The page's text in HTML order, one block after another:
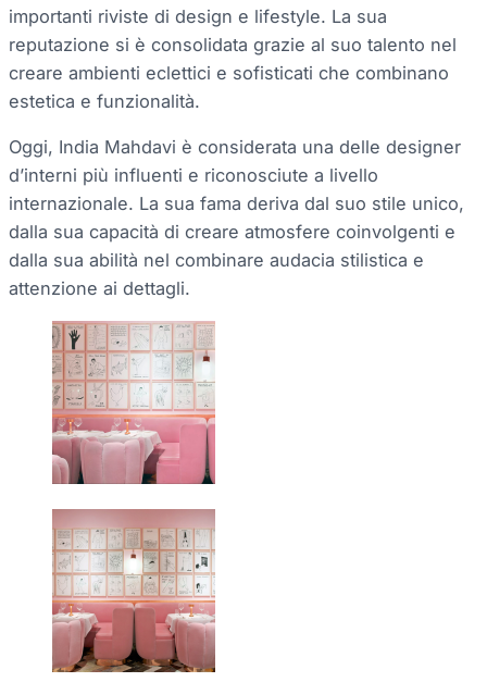
importanti riviste di design e lifestyle. La sua
reputazione si è consolidata grazie al suo talento nel
creare ambienti eclettici e sofisticati che combinano
estetica e funzionalità.
Oggi, India Mahdavi è considerata una delle designer
d’interni più influenti e riconosciute a livello
internazionale. La sua fama deriva dal suo stile unico,
dalla sua capacità di creare atmosfere coinvolgenti e
dalla sua abilità nel combinare audacia stilistica e
attenzione ai dettagli.